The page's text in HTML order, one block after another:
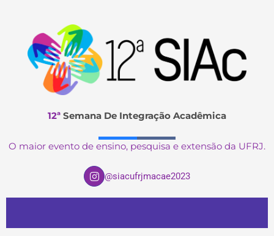
12ª Semana De Integração Acadêmica
O maior evento de ensino, pesquisa e extensão da UFRJ.
I
n
t
@siacufrjmacae2023